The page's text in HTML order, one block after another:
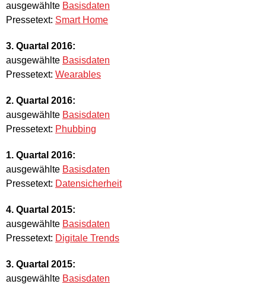
ausgewählte Basisdaten
Pressetext: Smart Home
3. Quartal 2016:
ausgewählte Basisdaten
Pressetext: Wearables
2. Quartal 2016:
ausgewählte Basisdaten
Pressetext: Phubbing
1. Quartal 2016:
ausgewählte Basisdaten
Pressetext: Datensicherheit
4. Quartal 2015:
ausgewählte Basisdaten
Pressetext: Digitale Trends
3. Quartal 2015:
ausgewählte Basisdaten